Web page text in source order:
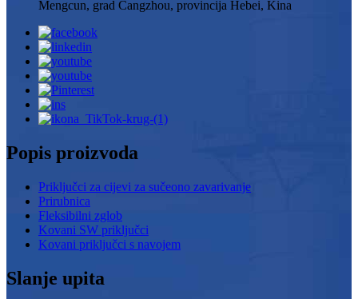
Mengcun, grad Cangzhou, provincija Hebei, Kina
Popis proizvoda
Priključci za cijevi za sučeono zavarivanje
Prirubnica
Fleksibilni zglob
Kovani SW priključci
Kovani priključci s navojem
Slanje upita